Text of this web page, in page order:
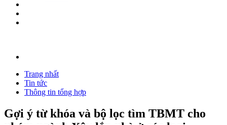
Trang nhất
Tin tức
Thông tin tổng hợp
Gợi ý từ khóa và bộ lọc tìm TBMT cho